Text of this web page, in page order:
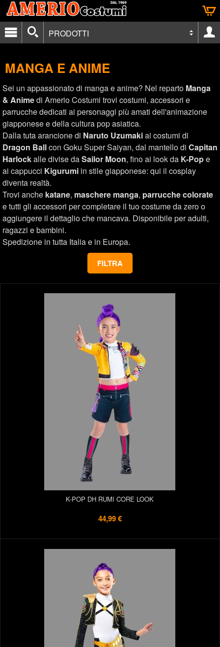
PRODOTTI
MANGA E ANIME
Sei un appassionato di manga e anime? Nel reparto Manga
& Animedi Amerio Costumi trovi costumi, accessori e
parrucche dedicati ai personaggi più amati dell'animazione
giapponese e della cultura pop asiatica.
Dalla tuta arancione di Naruto Uzumakiai costumi di
Dragon Ballcon Goku Super Saiyan, dal mantello di Capitan
Harlockalle divise daSailor Moon, fino ai look da K-Pope
ai cappucci Kigurumi in stile giapponese: qui il cosplay
diventa realtà.
Trovi anche katane, maschere manga, parrucche colorate
e tutti gli accessori per completare il tuo costume da zero o
aggiungere il dettaglio che mancava. Disponibile per adulti,
ragazzi e bambini.
Spedizione in tutta Italia e in Europa.
FILTRA
K-POP DH RUMI CORE LOOK
44,99 €